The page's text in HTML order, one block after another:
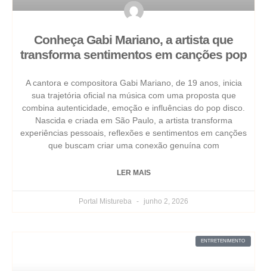
Conheça Gabi Mariano, a artista que
transforma sentimentos em canções pop
A cantora e compositora Gabi Mariano, de 19 anos, inicia
sua trajetória oficial na música com uma proposta que
combina autenticidade, emoção e influências do pop disco.
Nascida e criada em São Paulo, a artista transforma
experiências pessoais, reflexões e sentimentos em canções
que buscam criar uma conexão genuína com
LER MAIS
Portal Mistureba junho 2, 2026
ENTRETENIMENTO